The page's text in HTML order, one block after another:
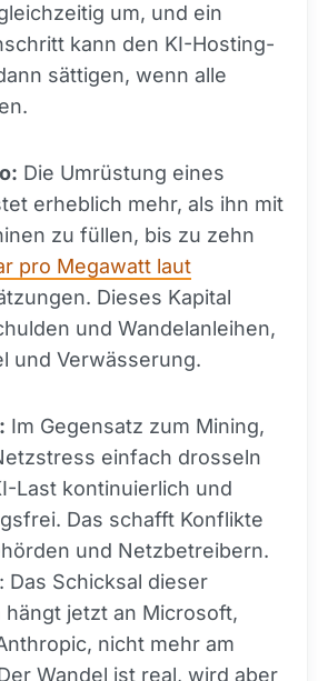
um, und ein
kann den KI-Hosting-
sättigen, wenn alle
Die Umrüstung eines
erheblich mehr, als ihn mit
zu füllen, bis zu zehn
pro Megawatt laut
Dieses Kapital
und Wandelanleihen,
und Verwässerung.
Im Gegensatz zum Mining,
einfach drosseln
Last kontinuierlich und
Das schafft Konflikte
und Netzbetreibern.
Das Schicksal dieser
hängt jetzt an Microsoft,
nicht mehr am
Wandel ist real, wird aber